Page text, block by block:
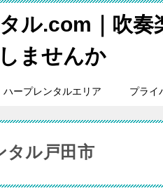
ル.com｜吹奏
ませんか
ハープレンタルエリア プライ
タル戸田市